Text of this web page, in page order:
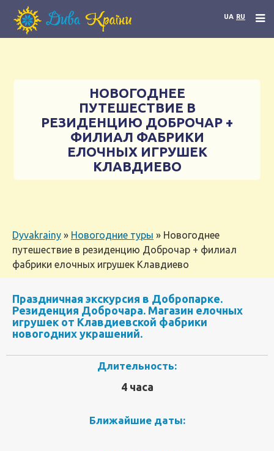
UA RU
НОВОГОДНЕЕ
ПУТЕШЕСТВИЕ В
РЕЗИДЕНЦИЮ ДОБРОЧАР +
ФИЛИАЛ ФАБРИКИ
ЕЛОЧНЫХ ИГРУШЕК
КЛАВДИЕВО
Dyvakrainy » Новогодние туры » Новогоднее
путешествие в резиденцию Доброчар + филиал
фабрики елочных игрушек Клавдиево
Праздничная экскурсия в Добропарке.
Резиденция Доброчара. Магазин елочных
игрушек от Клавдиевской фабрики
новогодних украшений.
Длительность:
4 часа
Ближайшие даты: